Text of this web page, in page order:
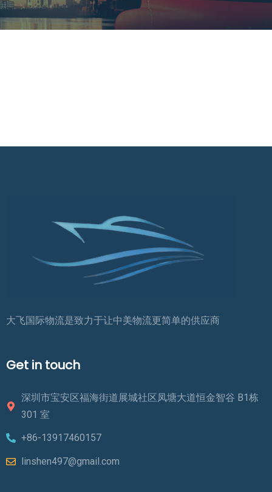
大飞国际物流是致力于让中美物流更简单的供应商
Get in touch
深圳市宝安区福海街道展城社区凤塘大道恒金智谷 B1栋
301 室
+86-13917460157
linshen497@gmail.com